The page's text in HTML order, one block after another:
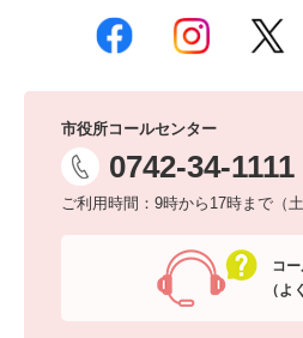
市役所コールセンター
0742-34-1111
ご利用時間：9時から17時まで（
コ
（よ